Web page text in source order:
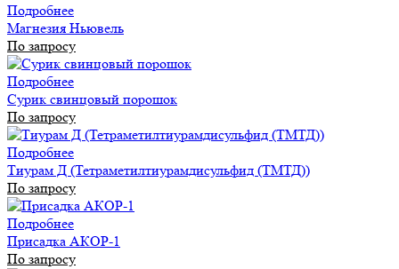
Подробнее
Магнезия Ньювель
По запросу
Подробнее
Сурик свинцовый порошок
По запросу
Подробнее
Тиурам Д (Тетраметилтиурамдисульфид (ТМТД))
По запросу
Подробнее
Присадка АКОР-1
По запросу